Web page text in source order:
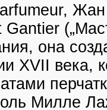
Gantier
она
XVII века,
Милле